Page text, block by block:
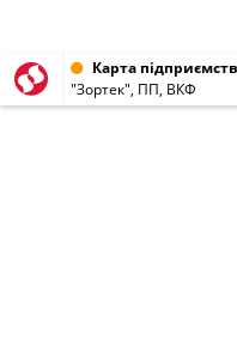
Карта
"Зортек", ПП, ВКФ